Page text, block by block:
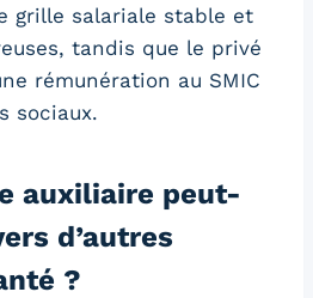
grille salariale stable et
tandis que le privé
rémunération au SMIC
sociaux.
auxiliaire peut-
d’autres
?